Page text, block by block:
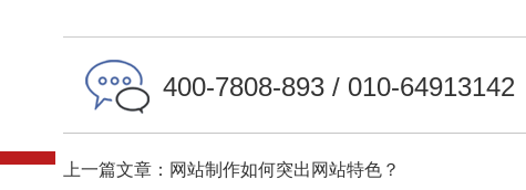
400-7808-893 / 010-64913142
上一篇文章：网站制作如何突出网站特色？